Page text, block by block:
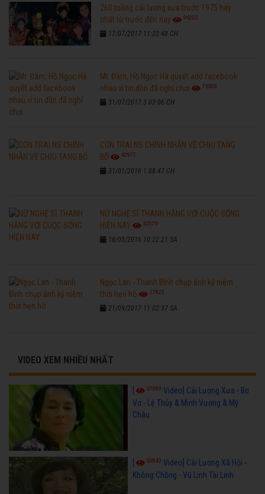
260 tuồng cải lương xưa trước 1975 hay
nhất từ trước đến nay
96202
17/07/2017 11:33:48 CH
Mr. Đàm, Hồ Ngọc Hà quyết add facebook
nhau vì tin đồn đã nghỉ chơi
76303
31/07/2017 5:03:06 CH
CON TRAI NS CHINH NHẪN VỀ CHỊU TANG
BỐ
42977
31/01/2016 1:08:47 CH
NỮ NGHỆ SĨ THANH HẰNG VỚI CUỘC SỐNG
HIỆN NAY
32579
18/05/2016 10:22:21 SA
Ngọc Lan - Thanh Bình chụp ảnh kỷ niệm
thời hẹn hò
17825
21/09/2017 11:02:37 SA
VIDEO XEM NHIỀU NHẤT
[ 67089 Video] Cải Lương Xưa - Bơ
Vơ - Lệ Thủy & Minh Vương & Mỹ
Châu
50843 Video] Cải Lương Xã Hội -
Không Chồng - Vũ Linh Tài Linh